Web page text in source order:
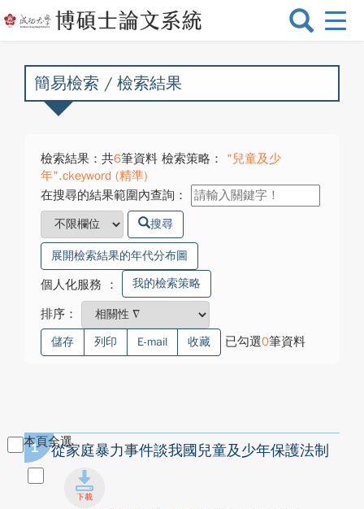
選
換
簡易檢索 / 檢索結果
檢索結果：共6筆資料 檢索策略：
"兒童及少
年".ckeyword (精準)
在搜尋的結果範圍內查詢：
搜尋
展開檢索結果的年代分布圖
個人化服務 ： 我的檢索策略
排序：
儲存 列印 E-mail 收藏 已勾選0筆資料
本頁全選
1 從家庭暴力事件談我國兒童及少年保護法制